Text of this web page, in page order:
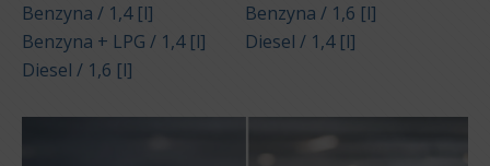
Benzyna / 1,4 [l]
Benzyna / 1,6 [l]
Benzyna + LPG / 1,4 [l]
Diesel / 1,4 [l]
Diesel / 1,6 [l]